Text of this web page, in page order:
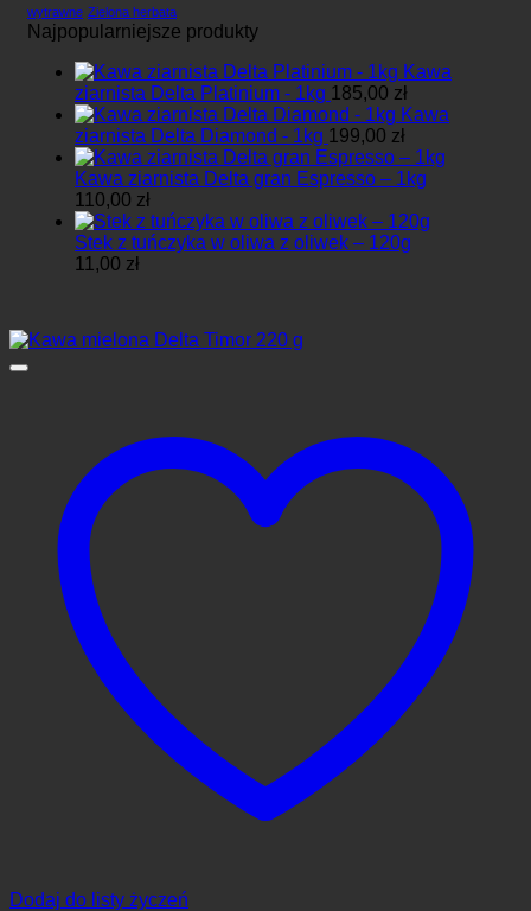
wytrawne Zielona herbata
Najpopularniejsze produkty
Kawa
ziarnista Delta Platinium - 1kg 185,00 zł
Kawa
ziarnista Delta Diamond - 1kg 199,00 zł
Kawa ziarnista Delta gran Espresso – 1kg
110,00 zł
Stek z tuńczyka w oliwa z oliwek – 120g
11,00 zł
Dodaj do listy życzeń